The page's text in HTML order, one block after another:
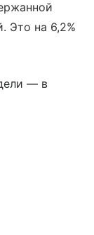
Это на 6,2%
— в